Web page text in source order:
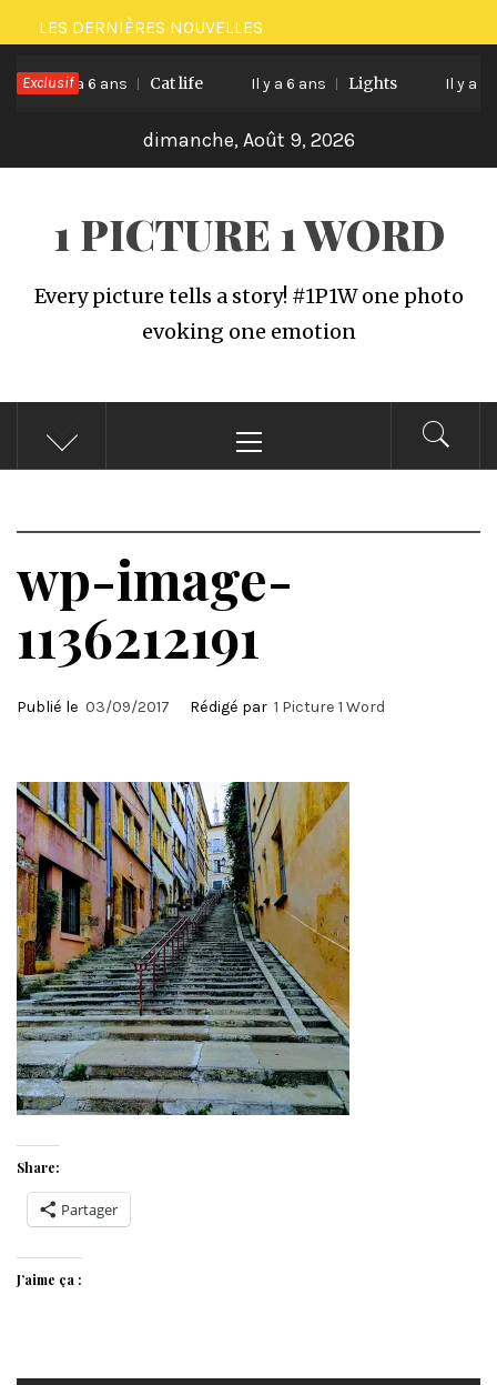
Passer
au
contenu
LES DERNIÈRES NOUVELLES
Exclusif
Il y a 6 ans Cat life Il y a 6 ans Lights Il y a 6
dimanche, Août 9, 2026
1 PICTURE 1 WORD
Every picture tells a story! #1P1W one photo
evoking one emotion
principal
wp-image-
1136212191
Publié le 03/09/2017 Rédigé par 1 Picture 1 Word
Share:
Partager
J’aime ça :